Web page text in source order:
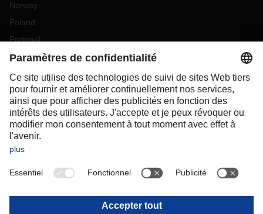
Norway
Poland
Portugal
Romania
Slovakia
Spain
Sweden
Switzerland(DE FR)
Turkey
OCEANIA